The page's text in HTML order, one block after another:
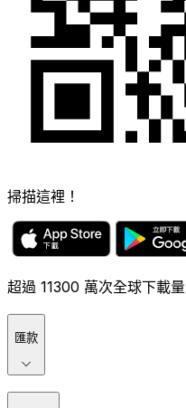
掃描這裡！
超過 11300 萬次全球下載量
匯款